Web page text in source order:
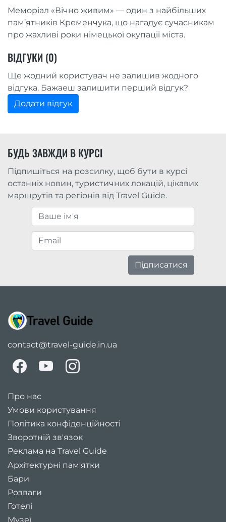
Меморіал «Вічно живим» — один з найбільших
пам’ятників Кременчука, що нагадує сучасникам
про жахливі роки німецької окупації міста.
ВІДГУКИ (0)
Ще жодний користувач не залишив жодного
відгука. Бажаеш залишити перший відгук?
Додати відгук
БУДЬ ЗАВЖДИ В КУРСІ
Підпишіться на розсилку, щоб бути в курсі
останніх новин, туристичних локацій, цікавих
маршрутів та регіонів від Travel Guide.
Підписатися
contact@travel-guide.in.ua
Про нас
Умови користування
Політика конфіденційності
Зворотній зв'язок
Реклама на Travel Guide
Архітектурні пам'ятки
Бари
Розваги
Готелі
Музеї